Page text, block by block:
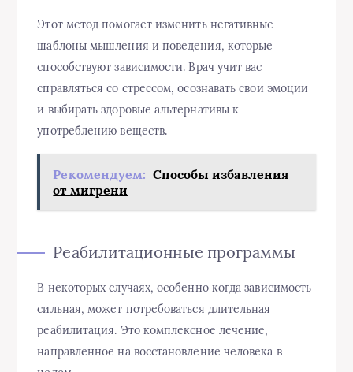
Этот метод помогает изменить негативные
шаблоны мышления и поведения, которые
способствуют зависимости. Врач учит вас
справляться со стрессом, осознавать свои эмоции
и выбирать здоровые альтернативы к
употреблению веществ.
Рекомендуем: Способы избавления
от мигрени
Реабилитационные программы
В некоторых случаях, особенно когда зависимость
сильная, может потребоваться длительная
реабилитация. Это комплексное лечение,
направленное на восстановление человека в